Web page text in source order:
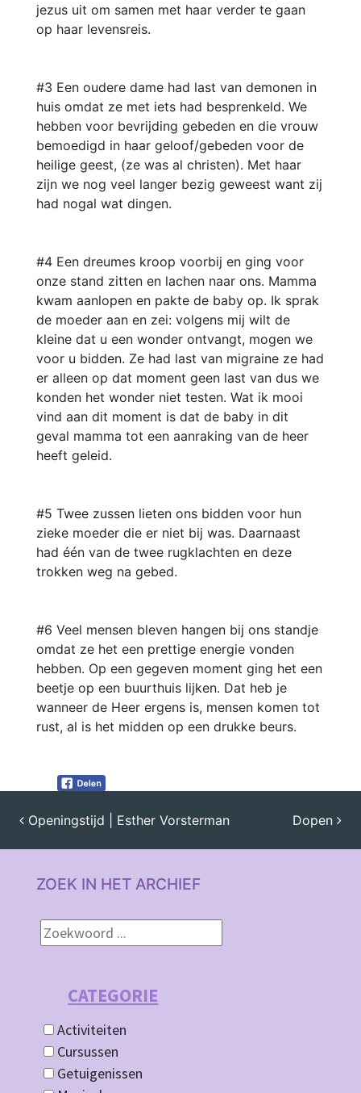
jezus uit om samen met haar verder te gaan
op haar levensreis.
#3 Een oudere dame had last van demonen in
huis omdat ze met iets had besprenkeld. We
hebben voor bevrijding gebeden en die vrouw
bemoedigd in haar geloof/gebeden voor de
heilige geest, (ze was al christen). Met haar
zijn we nog veel langer bezig geweest want zij
had nogal wat dingen.
#4 Een dreumes kroop voorbij en ging voor
onze stand zitten en lachen naar ons. Mamma
kwam aanlopen en pakte de baby op. Ik sprak
de moeder aan en zei: volgens mij wilt de
kleine dat u een wonder ontvangt, mogen we
voor u bidden. Ze had last van migraine ze had
er alleen op dat moment geen last van dus we
konden het wonder niet testen. Wat ik mooi
vind aan dit moment is dat de baby in dit
geval mamma tot een aanraking van de heer
heeft geleid.
#5 Twee zussen lieten ons bidden voor hun
zieke moeder die er niet bij was. Daarnaast
had één van de twee rugklachten en deze
trokken weg na gebed.
#6 Veel mensen bleven hangen bij ons standje
omdat ze het een prettige energie vonden
hebben. Op een gegeven moment ging het een
beetje op een buurthuis lijken. Dat heb je
wanneer de Heer ergens is, mensen komen tot
rust, al is het midden op een drukke beurs.
BERICHT NAVIGATIE
Openingstijd | Esther Vorsterman Dopen
ZOEK IN HET ARCHIEF
CATEGORIE
Activiteiten
Cursussen
Getuigenissen